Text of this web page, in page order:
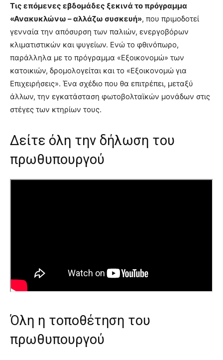
Τις επόμενες εβδομάδες ξεκινά το πρόγραμμα
«Ανακυκλώνω – αλλάζω συσκευή», που πριμοδοτεί
γενναία την απόσυρση των παλιών, ενεργοβόρων
κλιματιστικών και ψυγείων. Ενώ το φθινόπωρο,
παράλληλα με το πρόγραμμα «Εξοικονομώ» των
κατοικιών, δρομολογείται και το «Εξοικονομώ για
Επιχειρήσεις». Ένα σχέδιο που θα επιτρέπει, μεταξύ
άλλων, την εγκατάσταση φωτοβολταϊκών μονάδων στις
στέγες των κτηρίων τους.
Δείτε όλη την δήλωση του
πρωθυπουργού
Όλη η τοποθέτηση του
πρωθυπουργού